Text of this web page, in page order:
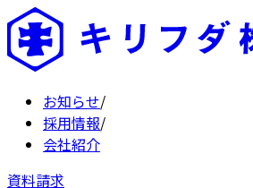
お知らせ/
採用情報/
会社紹介
資料請求